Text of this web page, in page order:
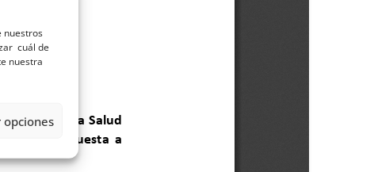
nuestros
cuál de
nuestra
opciones